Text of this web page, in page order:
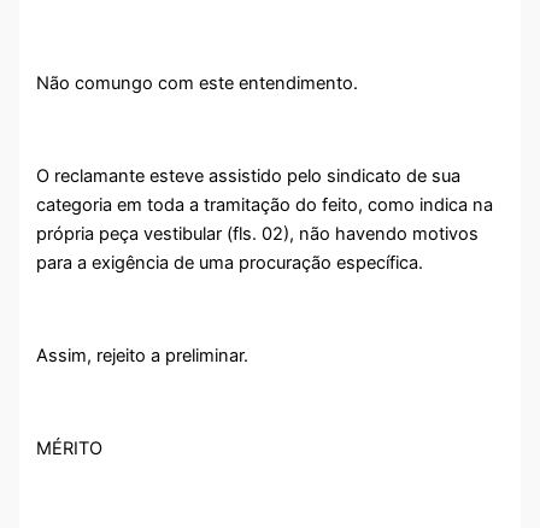
Não comungo com este entendimento.
O reclamante esteve assistido pelo sindicato de sua
categoria em toda a tramitação do feito, como indica na
própria peça vestibular (fls. 02), não havendo motivos
para a exigência de uma procuração específica.
Assim, rejeito a preliminar.
MÉRITO